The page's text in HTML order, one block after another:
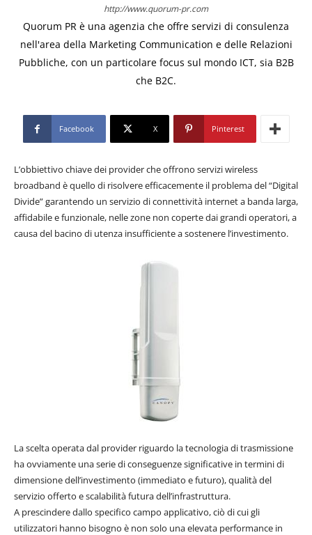
http://www.quorum-pr.com
Quorum PR è una agenzia che offre servizi di consulenza
nell'area della Marketing Communication e delle Relazioni
Pubbliche, con un particolare focus sul mondo ICT, sia B2B
che B2C.
Facebook X Pinterest
L’obbiettivo chiave dei provider che offrono servizi wireless
broadband è quello di risolvere efficacemente il problema del “Digital
Divide” garantendo un servizio di connettività internet a banda larga,
affidabile e funzionale, nelle zone non coperte dai grandi operatori, a
causa del bacino di utenza insufficiente a sostenere l’investimento.
La scelta operata dal provider riguardo la tecnologia di trasmissione
ha ovviamente una serie di conseguenze significative in termini di
dimensione dell’investimento (immediato e futuro), qualità del
servizio offerto e scalabilità futura dell’infrastruttura.
A prescindere dallo specifico campo applicativo, ciò di cui gli
utilizzatori hanno bisogno è non solo una elevata performance in